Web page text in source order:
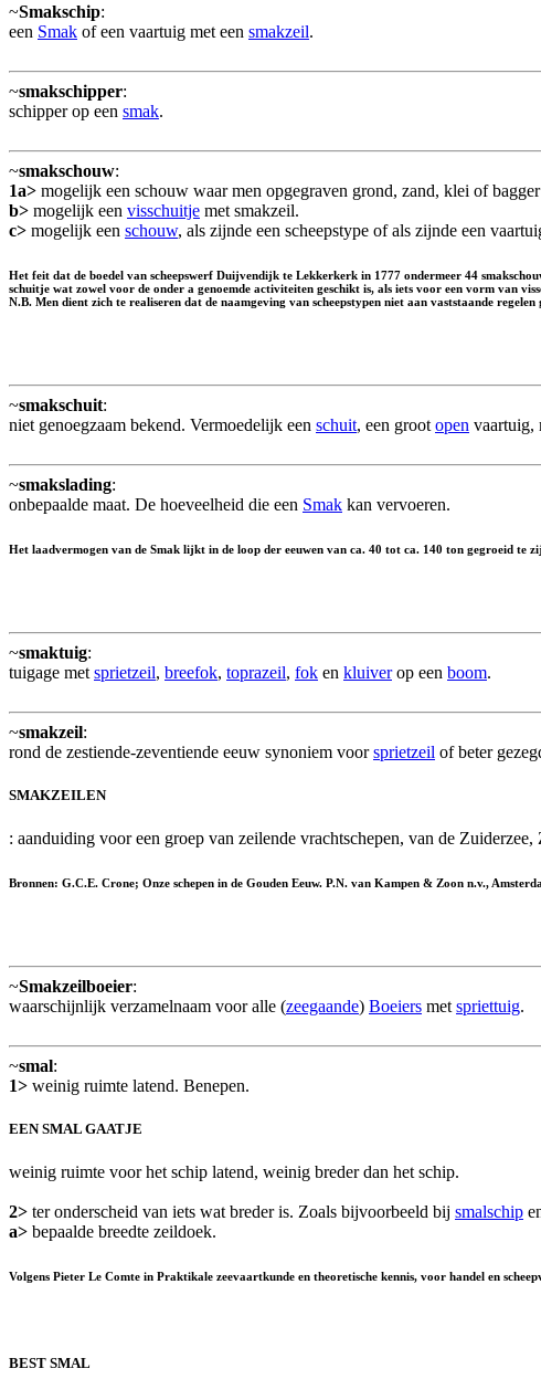
~Smakschip:
een Smak of een vaartuig met een smakzeil.
~smakschipper:
schipper op een smak.
~smakschouw:
1a> mogelijk een schouw waar men opgegraven grond, zand, klei of
b> mogelijk een visschuitje met smakzeil.
c> mogelijk een schouw, als zijnde een scheepstype of als zijnde een
Het feit dat de boedel van scheepswerf Duijvendijk te Lekkerkerk in 1777 ondermeer 44
schuitje wat zowel voor de onder a genoemde activiteiten geschikt is, als iets voor een vorm van
N.B. Men dient zich te realiseren dat de naamgeving van scheepstypen niet aan vaststaande
~smakschuit:
niet genoegzaam bekend. Vermoedelijk een schuit, een groot open vaartuig,
~smakslading:
onbepaalde maat. De hoeveelheid die een Smak kan vervoeren.
Het laadvermogen van de Smak lijkt in de loop der eeuwen van ca. 40 tot ca. 140 ton gegroeid te
~smaktuig:
tuigage met sprietzeil, breefok, toprazeil, fok en kluiverop een boom.
~smakzeil:
rond de zestiende-zeventiende eeuw synoniem voorsprietzeil of beter
SMAKZEILEN
: aanduiding voor een groep van zeilende vrachtschepen, van de
Bronnen: G.C.E. Crone; Onze schepen in de Gouden Eeuw. P.N. van Kampen & Zoon n.v.,
~Smakzeilboeier:
waarschijnlijk verzamelnaam voor alle (zeegaande) Boeiers met spriettuig.
~smal:
1> weinig ruimte latend. Benepen.
EEN SMAL GAATJE
weinig ruimte voor het schip latend, weinig breder dan het schip.
2> ter onderscheid van iets wat breder is. Zoals bijvoorbeeld bij smalschip
a> bepaalde breedte zeildoek.
Volgens Pieter Le Comte in Praktikale zeevaartkunde en theoretische kennis, voor handel en
BEST SMAL